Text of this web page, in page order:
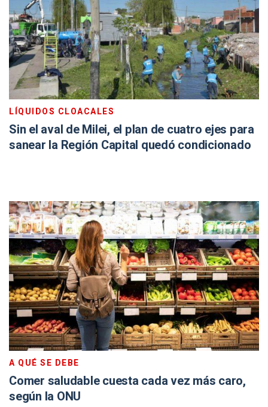
LÍQUIDOS CLOACALES
Sin el aval de Milei, el plan de cuatro ejes para
sanear la Región Capital quedó condicionado
A QUÉ SE DEBE
Comer saludable cuesta cada vez más caro,
según la ONU